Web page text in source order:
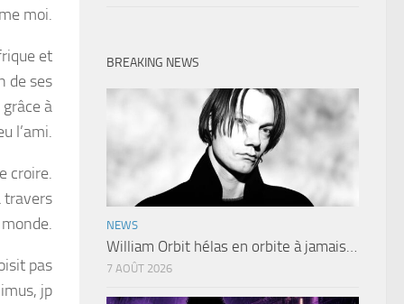
moi.
et
de ses
à
l’ami.
croire.
travers
pas
jp
BREAKING NEWS
NEWS
William Orbit hélas en orbite à jamais…
7 AOÛT 2026